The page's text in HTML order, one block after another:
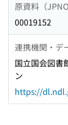
原資料（JPNO
00019152
連携機関・デ
国立国会図書
ン
https://